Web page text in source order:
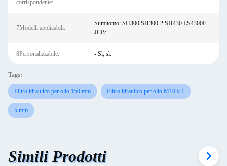
corrispondente:
7Modelli applicabili:
Sumitomo: SH300 SH300-2 SH430 LS4300F
JCB:
8Personalizzabile: - Sì, sì.
Tags:
Filtro idraulico per olio 150 mm Filtro idraulico per olio M10 x 1
5 mm
Simili Prodotti